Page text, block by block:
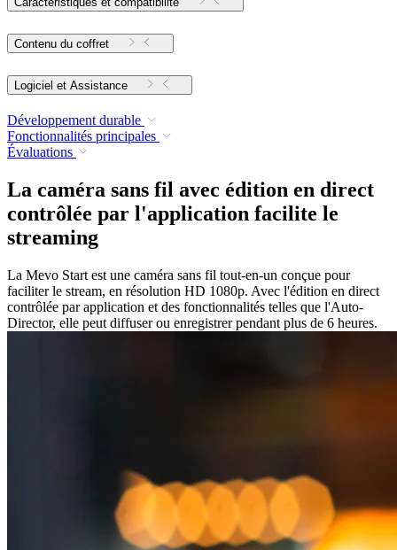
Contenu du coffret
Logiciel et Assistance
Développement durable
Fonctionnalités principales
Évaluations
La caméra sans fil avec édition en direct
contrôlée par l'application facilite le
streaming
La Mevo Start est une caméra sans fil tout-en-un conçue pour
faciliter le stream, en résolution HD 1080p. Avec l'édition en direct
contrôlée par application et des fonctionnalités telles que l'Auto-
Director, elle peut diffuser ou enregistrer pendant plus de 6 heures.